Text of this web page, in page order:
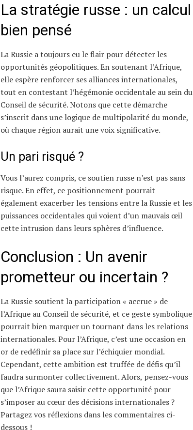
La stratégie russe : un calcul
bien pensé
La Russie a toujours eu le flair pour détecter les
opportunités géopolitiques. En soutenant l’Afrique,
elle espère renforcer ses alliances internationales,
tout en contestant l’hégémonie occidentale au sein du
Conseil de sécurité. Notons que cette démarche
s’inscrit dans une logique de multipolarité du monde,
où chaque région aurait une voix significative.
Un pari risqué ?
Vous l’aurez compris, ce soutien russe n’est pas sans
risque. En effet, ce positionnement pourrait
également exacerber les tensions entre la Russie et les
puissances occidentales qui voient d’un mauvais œil
cette intrusion dans leurs sphères d’influence.
Conclusion : Un avenir
prometteur ou incertain ?
La Russie soutient la participation « accrue » de
l’Afrique au Conseil de sécurité, et ce geste symbolique
pourrait bien marquer un tournant dans les relations
internationales. Pour l’Afrique, c’est une occasion en
or de redéfinir sa place sur l’échiquier mondial.
Cependant, cette ambition est truffée de défis qu’il
faudra surmonter collectivement. Alors, pensez-vous
que l’Afrique saura saisir cette opportunité pour
s’imposer au cœur des décisions internationales ?
Partagez vos réflexions dans les commentaires ci-
dessous !